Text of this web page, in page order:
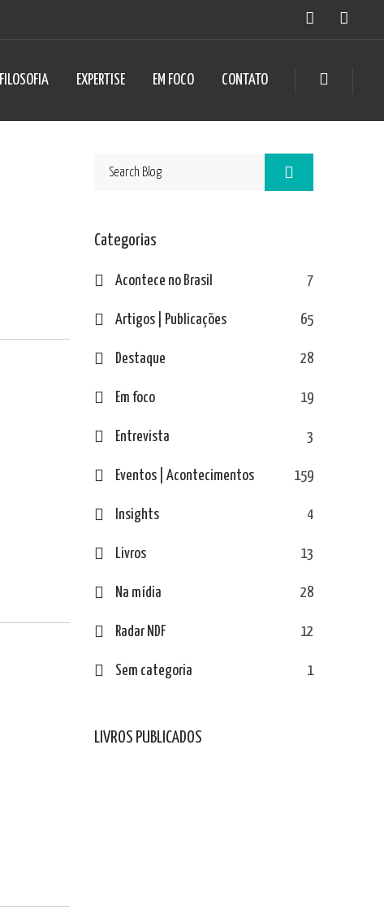
FILOSOFIA EXPERTISE EM FOCO CONTATO
Categorias
Acontece no Brasil 7
Artigos | Publicações 65
Destaque 28
Em foco 19
Entrevista 3
Eventos | Acontecimentos 159
Insights 4
Livros 13
Na mídia 28
Radar NDF 12
Sem categoria 1
LIVROS PUBLICADOS